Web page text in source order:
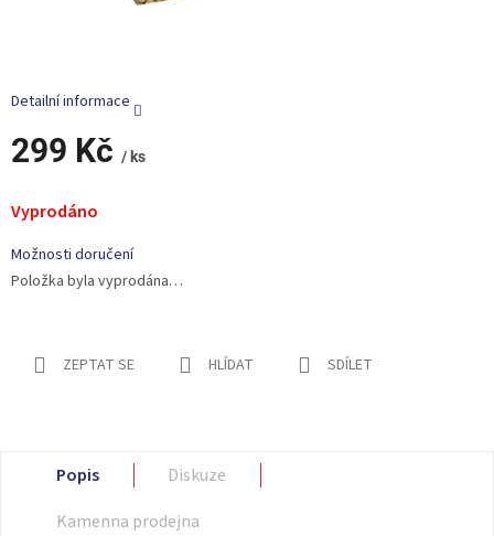
299 Kč / ks
cena:
Vyprodáno
Možnosti doručení
Položka byla vyprodána…
Detailní informace
ZEPTAT SE HLÍDAT SDÍLET
Popis
Diskuze
Kamenna prodejna